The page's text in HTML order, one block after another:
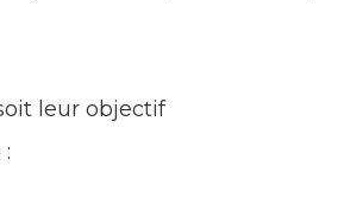
leur objectif